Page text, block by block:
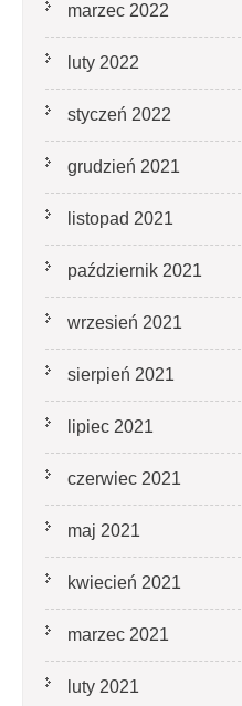
marzec 2022
luty 2022
styczeń 2022
grudzień 2021
listopad 2021
październik 2021
wrzesień 2021
sierpień 2021
lipiec 2021
czerwiec 2021
maj 2021
kwiecień 2021
marzec 2021
luty 2021